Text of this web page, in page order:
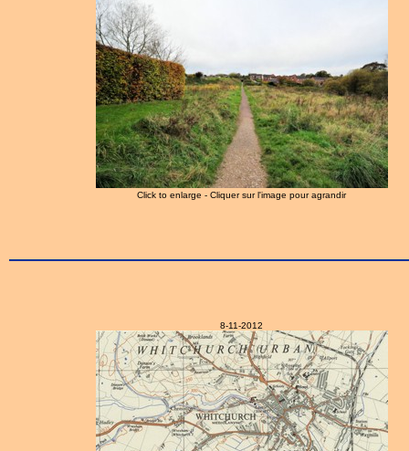
Click to enlarge - Cliquer sur l'image pour agrandir
8-11-2012